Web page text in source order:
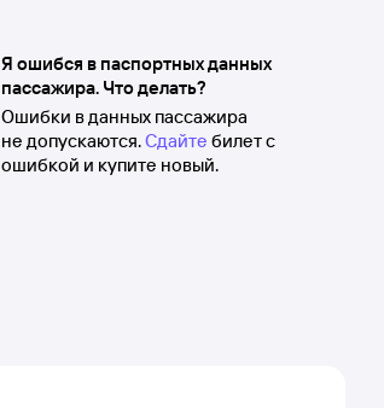
Я ошибся в паспортных данных
пассажира. Что делать?
Ошибки в данных пассажира
не допускаются.Сдайте билет с
ошибкой и купите новый.